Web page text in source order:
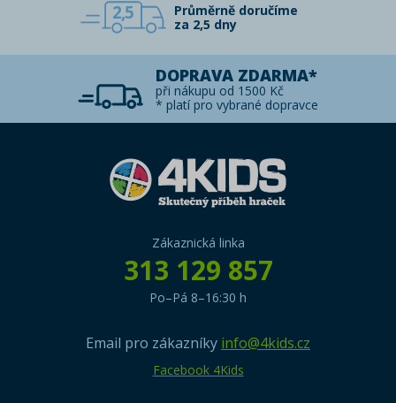
2,5
Průměrně doručíme
za 2,5 dny
DOPRAVA ZDARMA*
při nákupu od 1500 Kč
* platí pro vybrané dopravce
Zákaznická linka
313 129 857
Po–Pá 8–16:30 h
Email pro zákazníky info@4kids.cz
Facebook 4Kids